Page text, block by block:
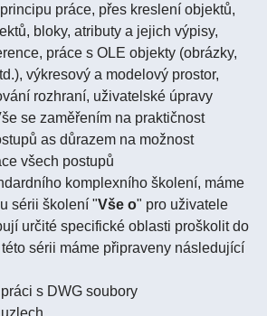
práce, přes kreslení objektů,
bloky, atributy a jejich výpisy,
práce s OLE objekty (obrázky,
výkresový a modelový prostor,
rozhraní, uživatelské úpravy
se zaměřením na praktičnost
as důrazem na možnost
všech postupů
komplexního školení, máme
sérii školení "Vše o" pro uživatele
určité specifické oblasti proškolit do
této sérii máme připraveny následující
s DWG soubory